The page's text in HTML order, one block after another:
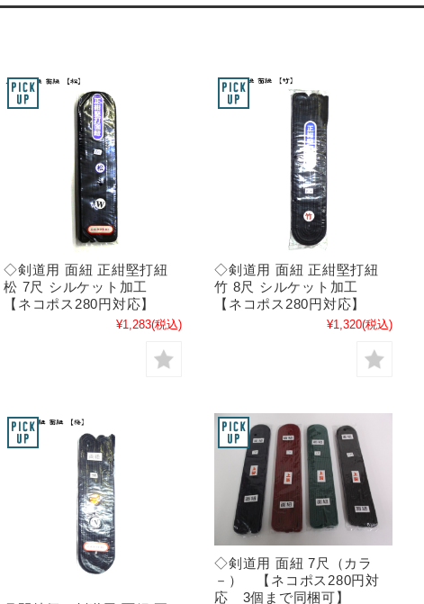
◇剣道用 面紐 正紺堅打紐
松 7尺 シルケット加工
【ネコポス280円対応】
¥1,283(税込)
◇剣道用 面紐 正紺堅打紐
竹 8尺 シルケット加工
【ネコポス280円対応】
¥1,320(税込)
◇剣道用 面紐 7尺（カラ
－） 【ネコポス280円対
応 3個まで同梱可】